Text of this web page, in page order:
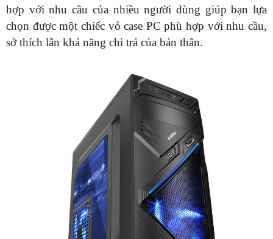
hợp với nhu cầu của nhiều người dùng giúp bạn lựa
chọn được một chiếc vỏ case PC phù hợp với nhu cầu,
sở thích lẫn khả năng chi trả của bản thân.